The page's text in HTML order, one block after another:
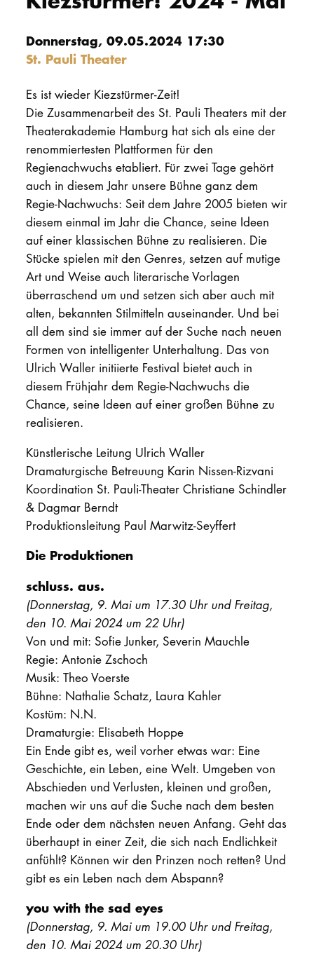
Donnerstag, 09.05.2024 17:30
St. Pauli Theater
Es ist wieder Kiezstürmer-Zeit!
Die Zusammenarbeit des St. Pauli Theaters mit der
Theaterakademie Hamburg hat sich als eine der
renommiertesten Plattformen für den
Regienachwuchs etabliert. Für zwei Tage gehört
auch in diesem Jahr unsere Bühne ganz dem
Regie-Nachwuchs: Seit dem Jahre 2005 bieten wir
diesem einmal im Jahr die Chance, seine Ideen
auf einer klassischen Bühne zu realisieren. Die
Stücke spielen mit den Genres, setzen auf mutige
Art und Weise auch literarische Vorlagen
überraschend um und setzen sich aber auch mit
alten, bekannten Stilmitteln auseinander. Und bei
all dem sind sie immer auf der Suche nach neuen
Formen von intelligenter Unterhaltung. Das von
Ulrich Waller initiierte Festival bietet auch in
diesem Frühjahr dem Regie-Nachwuchs die
Chance, seine Ideen auf einer großen Bühne zu
realisieren.
Künstlerische Leitung Ulrich Waller
Dramaturgische Betreuung Karin Nissen-Rizvani
Koordination St. Pauli-Theater Christiane Schindler
& Dagmar Berndt
Produktionsleitung Paul Marwitz-Seyffert
Die Produktionen
schluss. aus.
(Donnerstag, 9. Mai um 17.30 Uhr und Freitag,
den 10. Mai 2024 um 22 Uhr)
Von und mit: Sofie Junker, Severin Mauchle
Regie: Antonie Zschoch
Musik: Theo Voerste
Bühne: Nathalie Schatz, Laura Kahler
Kostüm: N.N.
Dramaturgie: Elisabeth Hoppe
Ein Ende gibt es, weil vorher etwas war: Eine
Geschichte, ein Leben, eine Welt. Umgeben von
Abschieden und Verlusten, kleinen und großen,
machen wir uns auf die Suche nach dem besten
Ende oder dem nächsten neuen Anfang. Geht das
überhaupt in einer Zeit, die sich nach Endlichkeit
anfühlt? Können wir den Prinzen noch retten? Und
gibt es ein Leben nach dem Abspann?
you with the sad eyes
(Donnerstag, 9. Mai um 19.00 Uhr und Freitag,
den 10. Mai 2024 um 20.30 Uhr)
Online-